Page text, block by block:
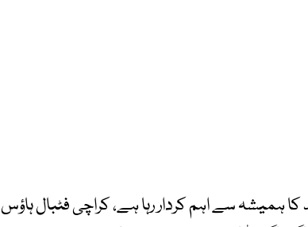
کا ہمیشہ سے اہم کردار رہا ہے، کراچی فٹبال ہاؤس